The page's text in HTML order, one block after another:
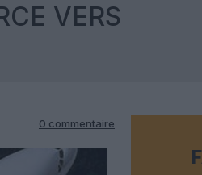
VERS
0 commentaire